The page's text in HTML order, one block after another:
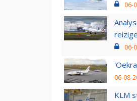
06-
06-
06-08-
KLM